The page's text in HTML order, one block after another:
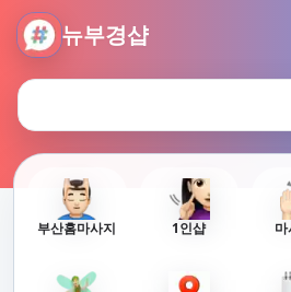
뉴부경샵
뉴부경샵 - 부산 마사지 사이트 부산
부산홈마사지 1인샵